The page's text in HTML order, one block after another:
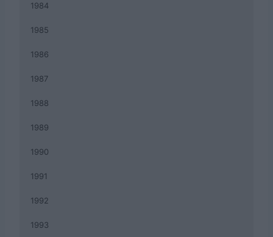
1984
1985
1986
1987
1988
1989
1990
1991
1992
1993